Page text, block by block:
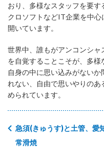
おり、多様なスタッフを要
クロソフトなどIT企業を中
開いています。
世界中、誰もがアンコンシ
を自覚することこそが、多
自身の中に思い込みがない
れない、自由で思いやりの
められています。
急須(きゅうす)と土管、愛
常滑焼